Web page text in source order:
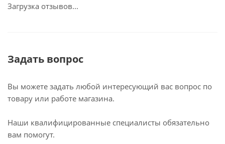
Загрузка отзывов...
Задать вопрос
Вы можете задать любой интересующий вас вопрос по
товару или работе магазина.
Наши квалифицированные специалисты обязательно
вам помогут.